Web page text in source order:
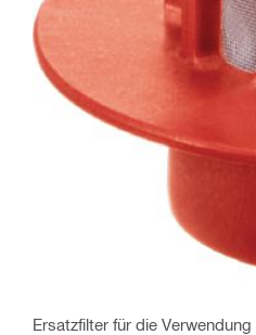
Ersatzfilter für die